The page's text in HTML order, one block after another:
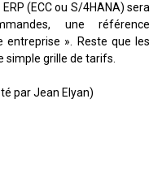
(ECC ou S/4HANA) sera
une référence
». Reste que les
simple grille de tarifs.
par Jean Elyan)